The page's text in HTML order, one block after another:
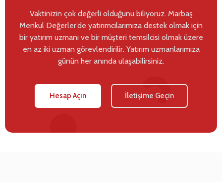
Vaktinizin çok değerli olduğunu biliyoruz. Marbaş
Menkul Değerler’de yatırımcılarımıza destek olmak için
bir yatırım uzmanı ve bir müşteri temsilcisi olmak üzere
en az iki uzman görevlendirilir. Yatırım uzmanlarımıza
günün her anında ulaşabilirsiniz.
Hesap Açın İletişime Geçin